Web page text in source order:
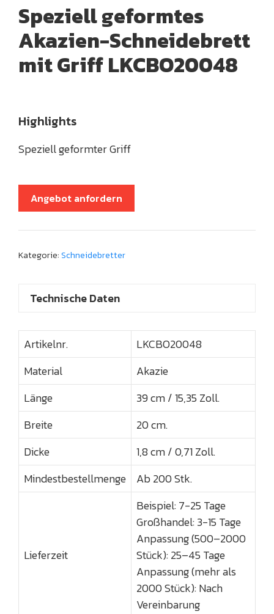
Speziell geformtes
Akazien-Schneidebrett
mit Griff LKCBO20048
Highlights
Speziell geformter Griff
Angebot anfordern
Kategorie:Schneidebretter
Technische Daten
Artikelnr.
LKCBO20048
Material
Akazie
Länge
39 cm / 15,35 Zoll.
Breite
20 cm.
Dicke
1,8 cm / 0,71 Zoll.
Mindestbestellmenge
Ab 200 Stk.
Lieferzeit
Beispiel: 7-25 Tage
Großhandel: 3-15 Tage
Anpassung (500–2000
Stück): 25–45 Tage
Anpassung (mehr als
2000 Stück): Nach
Vereinbarung